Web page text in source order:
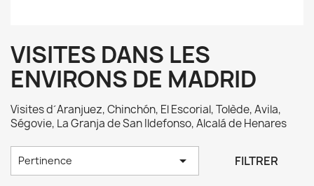
VISITES DANS LES
ENVIRONS DE MADRID
Visites d´Aranjuez, Chinchón, El Escorial, Tolède, Avila,
Ségovie, La Granja de San Ildefonso, Alcalá de Henares
Pertinence  FILTRER